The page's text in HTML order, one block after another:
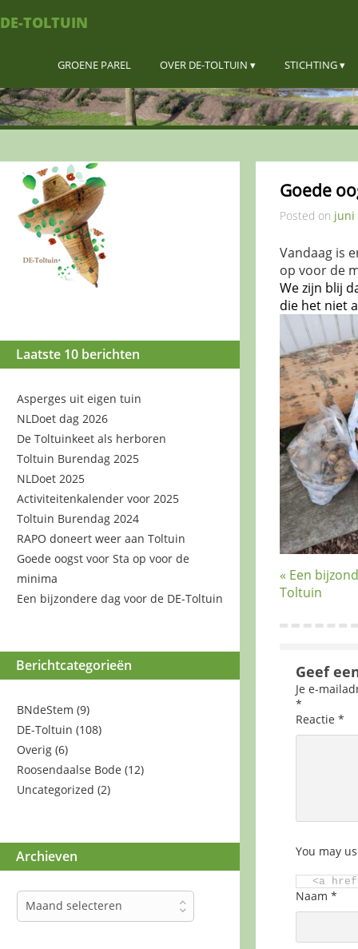
DE-TOLTUIN
GROENE PAREL OVER DE-TOLTUIN STICHTING
Laatste 10 berichten
Asperges uit eigen tuin
NLDoet dag 2026
De Toltuinkeet als herboren
Toltuin Burendag 2025
NLDoet 2025
Activiteitenkalender voor 2025
Toltuin Burendag 2024
RAPO doneert weer aan Toltuin
Goede oogst voor Sta op voor de
minima
Een bijzondere dag voor de DE-Toltuin
Berichtcategorieën
BNdeStem (9)
DE-Toltuin (108)
Overig (6)
Roosendaalse Bode (12)
Uncategorized (2)
Archieven
Archieven
Maand selecteren
Goede
Posted on juni
Vandaag is
op voor de
We zijn blij
die het niet
« Een
Toltuin
Geef
Je e-
*
Reactie *
You may
<a
Naam *